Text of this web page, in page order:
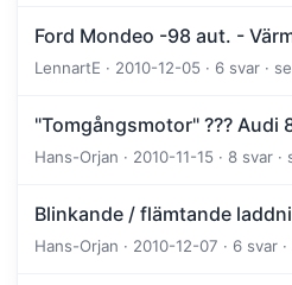
Ford Mondeo -98 aut. -
LennartE · 2010-12-05 · 6 svar ·
"Tomgångsmotor" ??? Audi
Hans-Orjan · 2010-11-15 · 8 svar
Blinkande / flämtande
Hans-Orjan · 2010-12-07 · 6 svar